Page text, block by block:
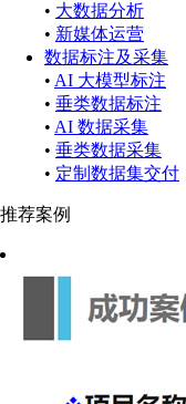
• 大数据分析
• 新媒体运营
数据标注及采集
• AI 大模型标注
• 垂类数据标注
• AI 数据采集
• 垂类数据采集
• 定制数据集交付
推荐案例